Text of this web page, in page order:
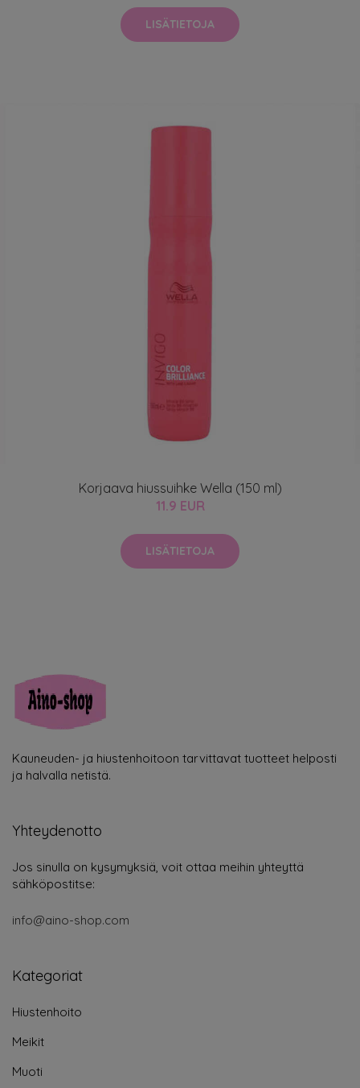
LISÄTIETOJA
Korjaava hiussuihke Wella (150 ml)
11.9 EUR
LISÄTIETOJA
Kauneuden- ja hiustenhoitoon tarvittavat tuotteet helposti
ja halvalla netistä.
Yhteydenotto
Jos sinulla on kysymyksiä, voit ottaa meihin yhteyttä
sähköpostitse:
info@aino-shop.com
Kategoriat
Hiustenhoito
Meikit
Muoti